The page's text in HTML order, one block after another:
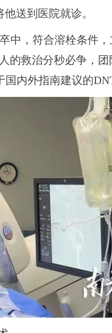
送到医院就诊。
中，符合溶栓条件
的救治分秒必争，
内外指南建议的